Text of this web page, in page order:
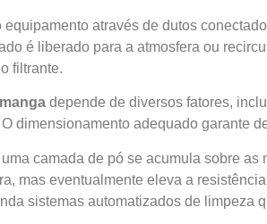
equipamento através de dutos
é liberado para a atmosfera ou
filtrante.
depende de diversos fatores,
dimensionamento adequado garante
camada de pó se acumula sobre
mas eventualmente eleva a
sistemas automatizados de limpeza